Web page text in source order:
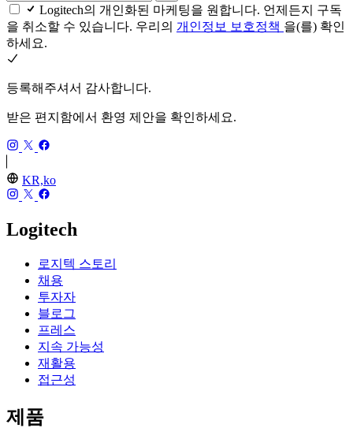
Logitech의 개인화된 마케팅을 원합니다. 언제든지 구독
을 취소할 수 있습니다. 우리의 개인정보 보호정책 을(를) 확인
하세요.
등록해주셔서 감사합니다.
받은 편지함에서 환영 제안을 확인하세요.
KR,ko
Logitech
로지텍 스토리
채용
투자자
블로그
프레스
지속 가능성
재활용
접근성
제품